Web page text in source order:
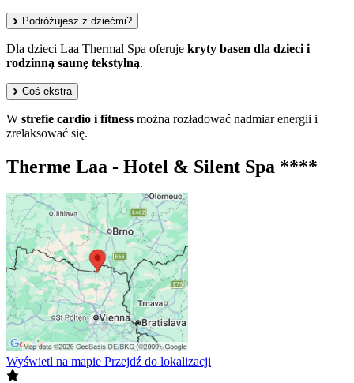
Podróżujesz z dziećmi?
Dla dzieci Laa Thermal Spa oferuje kryty basen dla dzieci i
rodzinną saunę tekstylną.
Coś ekstra
W strefie cardio i fitness można rozładować nadmiar energii i
zrelaksować się.
Therme Laa - Hotel & Silent Spa ****
Wyświetl na mapie Przejdź do lokalizacji